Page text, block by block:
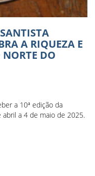
A RIQUEZA E
DO
a 10ª edição da
a 4 de maio de 2025.